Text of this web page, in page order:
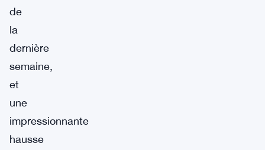
de
la
dernière
semaine,
et
une
impressionnante
hausse